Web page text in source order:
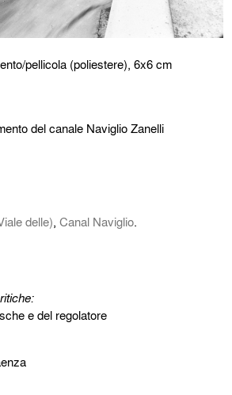
pellicola (poliestere), 6x6 cm
del canale Naviglio Zanelli
delle),Canal Naviglio.
e del regolatore